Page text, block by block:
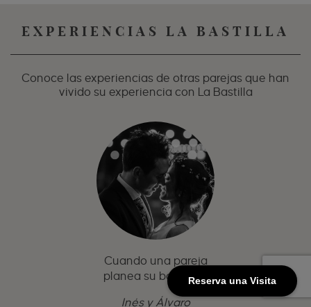
Reserva una Visita
EXPERIENCIAS LA BASTILLA
Conoce las experiencias de otras parejas que han
vivido su experiencia con La Bastilla
Cuando una pareja
planea su boda, lo...
Inés y Álvaro